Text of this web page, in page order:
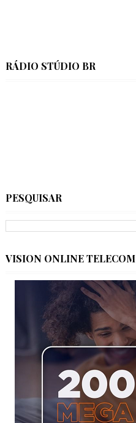
RÁDIO STÚDIO BR
PESQUISAR
VISION ONLINE TELECOM